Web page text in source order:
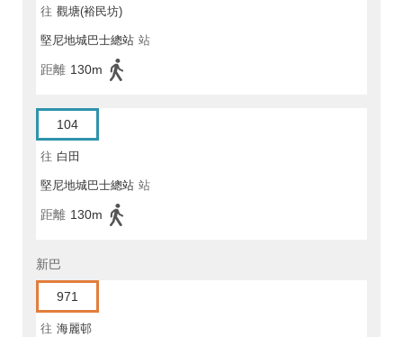
往 觀塘(裕民坊)
堅尼地城巴士總站 站
距離 130m
104
往 白田
堅尼地城巴士總站 站
距離 130m
新巴
971
往 海麗邨